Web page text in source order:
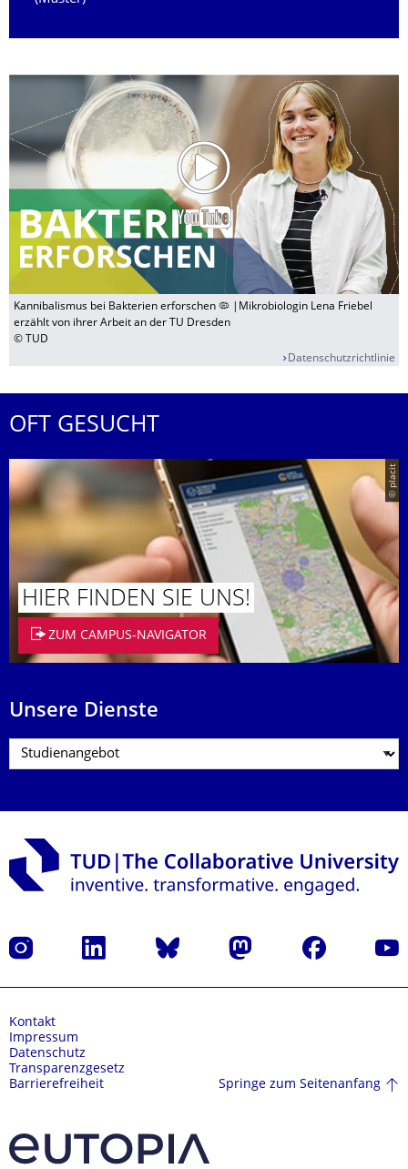
Kannibalismus bei Bakterien erforschen 🦠 |Mikrobiologin Lena Friebel
erzählt von ihrer Arbeit an der TU Dresden
© TUD
Datenschutzrichtlinie
OFT GESUCHT
© placit
HIER FINDEN SIE UNS!
ZUM CAMPUS-NAVIGATOR
Unsere Dienste
Instagram LinkedIn Bluesky Mastodon Facebook
Kontakt
Impressum
Datenschutz
Transparenzgesetz
Barrierefreiheit
Springe zum Seitenanfang